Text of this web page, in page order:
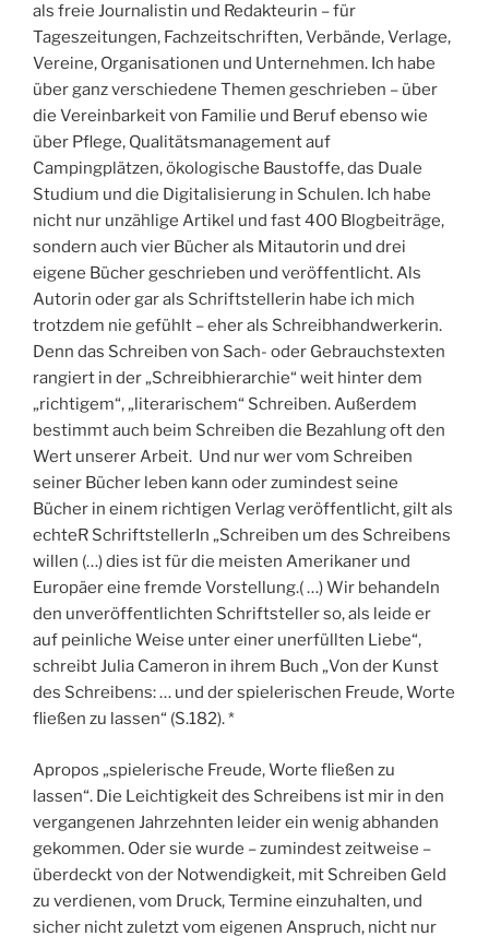
als freie Journalistin und Redakteurin – für
Tageszeitungen, Fachzeitschriften, Verbände, Verlage,
Vereine, Organisationen und Unternehmen. Ich habe
über ganz verschiedene Themen geschrieben – über
die Vereinbarkeit von Familie und Beruf ebenso wie
über Pflege, Qualitätsmanagement auf
Campingplätzen, ökologische Baustoffe, das Duale
Studium und die Digitalisierung in Schulen. Ich habe
nicht nur unzählige Artikel und fast 400 Blogbeiträge,
sondern auch vier Bücher als Mitautorin und drei
eigene Bücher geschrieben und veröffentlicht. Als
Autorin oder gar als Schriftstellerin habe ich mich
trotzdem nie gefühlt – eher als Schreibhandwerkerin.
Denn das Schreiben von Sach- oder Gebrauchstexten
rangiert in der „Schreibhierarchie“ weit hinter dem
„richtigem“, „literarischem“ Schreiben. Außerdem
bestimmt auch beim Schreiben die Bezahlung oft den
Wert unserer Arbeit. Und nur wer vom Schreiben
seiner Bücher leben kann oder zumindest seine
Bücher in einem richtigen Verlag veröffentlicht, gilt als
echteR SchriftstellerIn „Schreiben um des Schreibens
willen (…) dies ist für die meisten Amerikaner und
Europäer eine fremde Vorstellung.( …) Wir behandeln
den unveröffentlichten Schriftsteller so, als leide er
auf peinliche Weise unter einer unerfüllten Liebe“,
schreibt Julia Cameron in ihrem Buch „Von der Kunst
des Schreibens: … und der spielerischen Freude, Worte
fließen zu lassen“ (S.182). *
Apropos „spielerische Freude, Worte fließen zu
lassen“. Die Leichtigkeit des Schreibens ist mir in den
vergangenen Jahrzehnten leider ein wenig abhanden
gekommen. Oder sie wurde – zumindest zeitweise –
überdeckt von der Notwendigkeit, mit Schreiben Geld
zu verdienen, vom Druck, Termine einzuhalten, und
sicher nicht zuletzt vom eigenen Anspruch, nicht nur